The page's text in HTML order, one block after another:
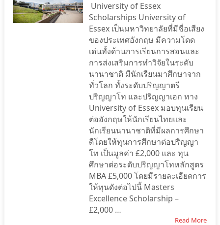
University of Essex
Scholarships University of
Essex เป็นมหาวิทยาลัยที่มีชื่อเสียง
ของประเทศอังกฤษ มีความโดด
เด่นทั้งด้านการเรียนการสอนและ
การส่งเสริมการทำวิจัยในระดับ
นานาชาติ มีนักเรียนมาศึกษาจาก
ทั่วโลก ทั้งระดับปริญญาตรี
ปริญญาโท และปริญญาเอก ทาง
University of Essex มอบทุนเรียน
ต่ออังกฤษให้นักเรียนไทยและ
นักเรียนนานาชาติที่มีผลการศึกษา
ดีโดยให้ทุนการศึกษาต่อปริญญา
โท เป็นมูลค่า £2,000 และ ทุน
ศึกษาต่อระดับปริญญาโทหลักสูตร
MBA £5,000 โดยมีรายละเอียดการ
ให้ทุนดังต่อไปนี้ Masters
Excellence Scholarship –
£2,000 …
Read More